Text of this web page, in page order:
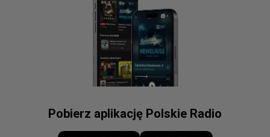
Pobierz aplikację Polskie Radio